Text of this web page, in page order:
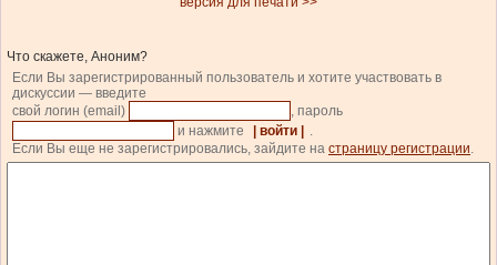
Что скажете, Аноним?
Если Вы зарегистрированный пользователь и хотите участвовать в
дискуссии — введите
свой логин (email)
, пароль
и нажмите
| войти |
.
Если Вы еще не зарегистрировались, зайдите на страницу регистрации.